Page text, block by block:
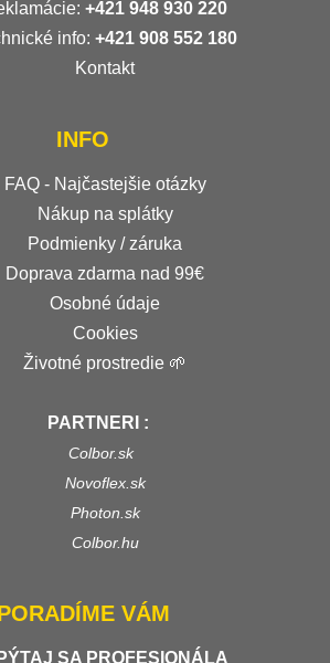
+421 948 930 220
info: +421 908 552 180
Kontakt
INFO
FAQ - Najčastejšie otázky
Nákup na splátky
Podmienky / záruka
Doprava zdarma nad 99€
Osobné údaje
Cookies
Životné prostredie 🌱
PARTNERI :
Colbor.sk
Novoflex.sk
Photon.sk
Colbor.hu
VÁM
SA PROFESIONÁLA